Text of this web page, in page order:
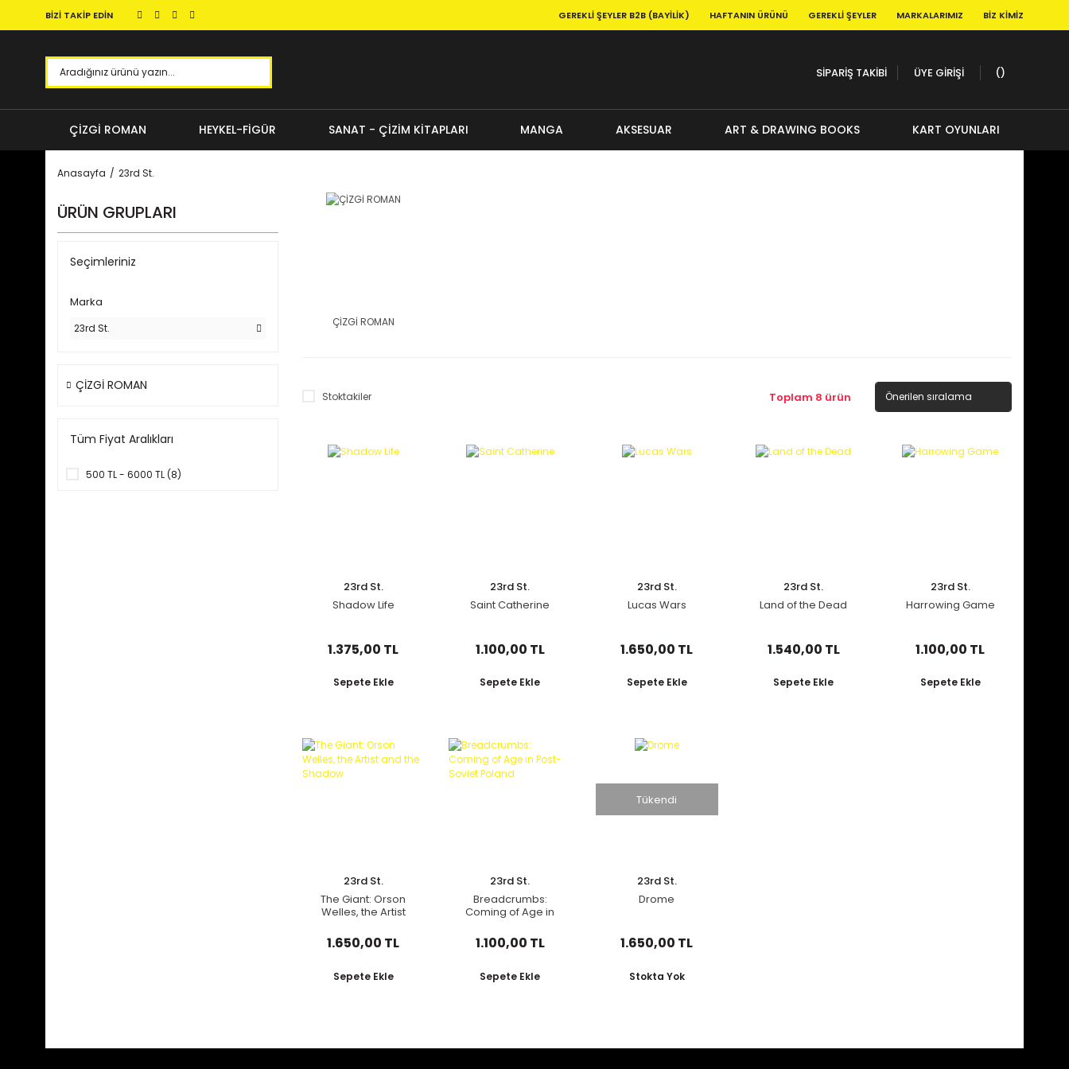
BİZİ TAKİP EDİN GEREKLI ŞEYLER B2B (BAYILIK) HAFTANIN ÜRÜNÜ GEREKLI ŞEYLER MARKALARIMIZ BIZ KIMIZ
SİPARİŞ TAKİBİ ÜYE GİRİŞİ
ÇİZGİ ROMAN HEYKEL-FİGÜR SANAT - ÇİZİM KİTAPLARI MANGA AKSESUAR ART & DRAWING BOOKS KART OYUNLARI
Anasayfa 23rd St.
ÜRÜN GRUPLARI
Seçimleriniz
Marka
23rd St.
ÇİZGİ ROMAN
Tüm Fiyat Aralıkları
500 TL - 6000 TL (8)
ÇİZGİ ROMAN
Stoktakiler Toplam 8 ürün
23rd St.
Shadow Life
1.375,00 TL
Sepete Ekle
23rd St.
Saint Catherine
1.100,00 TL
Sepete Ekle
23rd St.
Lucas Wars
1.650,00 TL
Sepete Ekle
23rd St.
Land of the Dead
1.540,00 TL
Sepete Ekle
23rd St.
Harrowing Game
1.100,00 TL
Sepete Ekle
23rd St.
The Giant: Orson
Welles, the Artist
1.650,00 TL
Sepete Ekle
23rd St.
Breadcrumbs:
Coming of Age in
1.100,00 TL
Sepete Ekle
Tükendi
23rd St.
Drome
1.650,00 TL
Stokta Yok